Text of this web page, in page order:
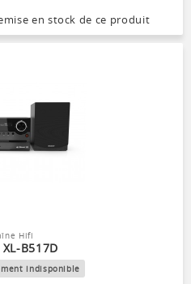
en stock de ce produit
Hifi
XL-B517D
indisponible